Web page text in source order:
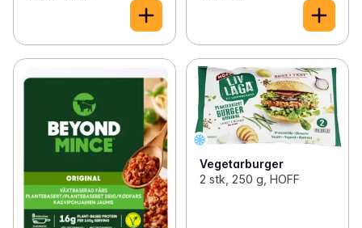
Vegetarburger
2 stk, 250 g, HOFF